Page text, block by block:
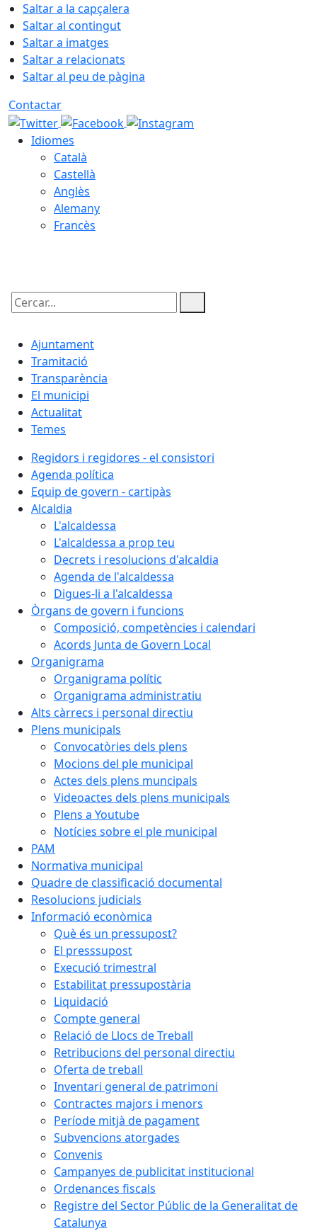
Saltar a la capçalera
Saltar al contingut
Saltar a imatges
Saltar a relacionats
Saltar al peu de pàgina
Contactar
Idiomes
Català
Castellà
Anglès
Alemany
Francès
Cercar:
Ajuntament
Tramitació
Transparència
El municipi
Actualitat
Temes
Regidors i regidores - el consistori
Agenda política
Equip de govern - cartipàs
Alcaldia
L'alcaldessa
L'alcaldessa a prop teu
Decrets i resolucions d'alcaldia
Agenda de l'alcaldessa
Digues-li a l'alcaldessa
Òrgans de govern i funcions
Composició, competències i calendari
Acords Junta de Govern Local
Organigrama
Organigrama polític
Organigrama administratiu
Alts càrrecs i personal directiu
Plens municipals
Convocatòries dels plens
Mocions del ple municipal
Actes dels plens muncipals
Videoactes dels plens municipals
Plens a Youtube
Notícies sobre el ple municipal
PAM
Normativa municipal
Quadre de classificació documental
Resolucions judicials
Informació econòmica
Què és un pressupost?
El presssupost
Execució trimestral
Estabilitat pressupostària
Liquidació
Compte general
Relació de Llocs de Treball
Retribucions del personal directiu
Oferta de treball
Inventari general de patrimoni
Contractes majors i menors
Període mitjà de pagament
Subvencions atorgades
Convenis
Campanyes de publicitat institucional
Ordenances fiscals
Registre del Sector Públic de la Generalitat de
Catalunya